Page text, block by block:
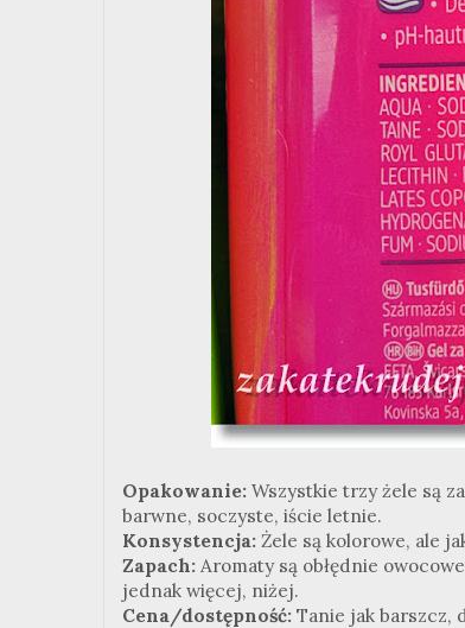
Opakowanie: Wszystkie trzy żele są
barwne, soczyste, iście letnie.
Konsystencja: Żele są kolorowe, ale
Zapach: Aromaty są obłędnie
jednak więcej, niżej.
Cena/dostępność: Tanie jak barszcz,